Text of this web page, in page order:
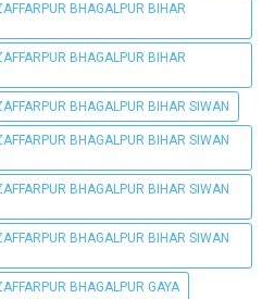
BHAGALPUR BIHAR
BHAGALPUR BIHAR
BHAGALPUR BIHAR SIWAN
BHAGALPUR BIHAR SIWAN
BHAGALPUR BIHAR SIWAN
BHAGALPUR BIHAR SIWAN
BHAGALPUR GAYA